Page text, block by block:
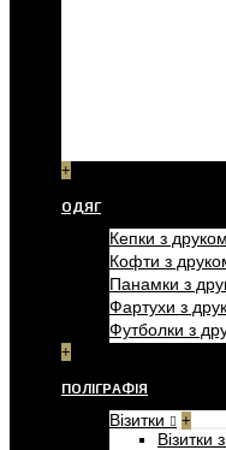
+
ОДЯГ
Кепки з друком
Кофти з
Панамки з
Фартухи з
Футболки з
+
ПОЛІГРАФІЯ
Візитки +
Візитки